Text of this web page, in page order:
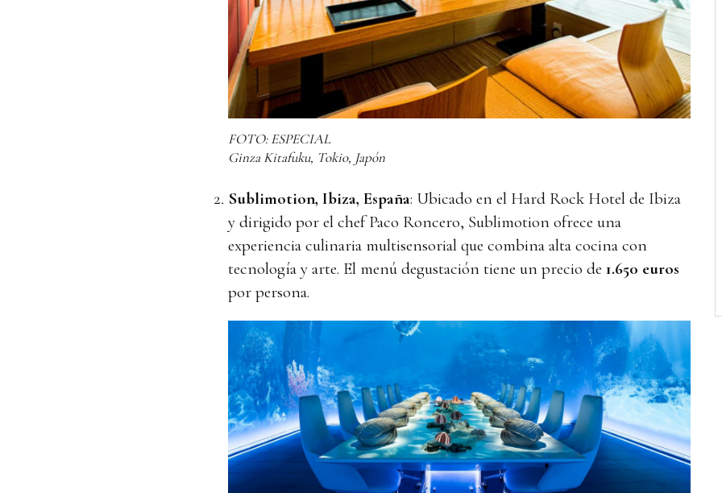
FOTO: ESPECIAL
Ginza Kitafuku, Tokio, Japón
Sublimotion, Ibiza, España: Ubicado en el Hard Rock Hotel de Ibiza
y dirigido por el chef Paco Roncero, Sublimotion ofrece una
experiencia culinaria multisensorial que combina alta cocina con
tecnología y arte. El menú degustación tiene un precio de 1.650 euros
por persona.